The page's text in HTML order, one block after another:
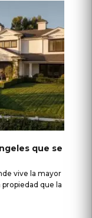
que se
vive la mayor
que la